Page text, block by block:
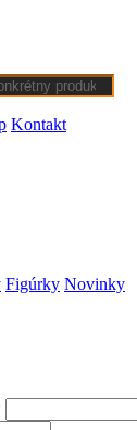
Kontakt
Figúrky Novinky